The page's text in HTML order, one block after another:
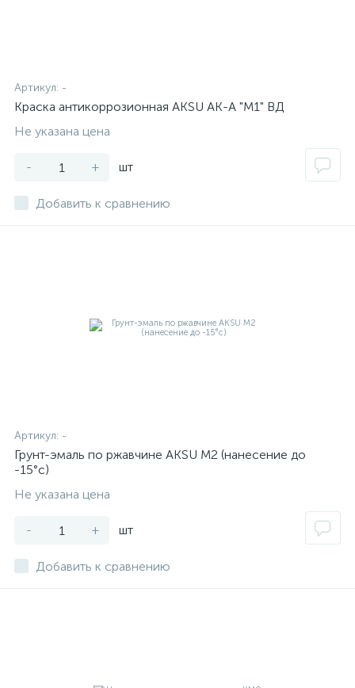
Артикул: -
Краска антикоррозионная AKSU АК-А "М1" ВД
Не указана цена
- + шт
Добавить к сравнению
Артикул: -
Грунт-эмаль по ржавчине AKSU М2 (нанесение до
-15°с)
Не указана цена
- + шт
Добавить к сравнению